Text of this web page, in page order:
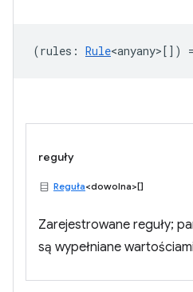
(rules : Rule<anyany>[])
reguły
Reguła<dowolna>[]
Zarejestrowane reguły;
są wypełniane